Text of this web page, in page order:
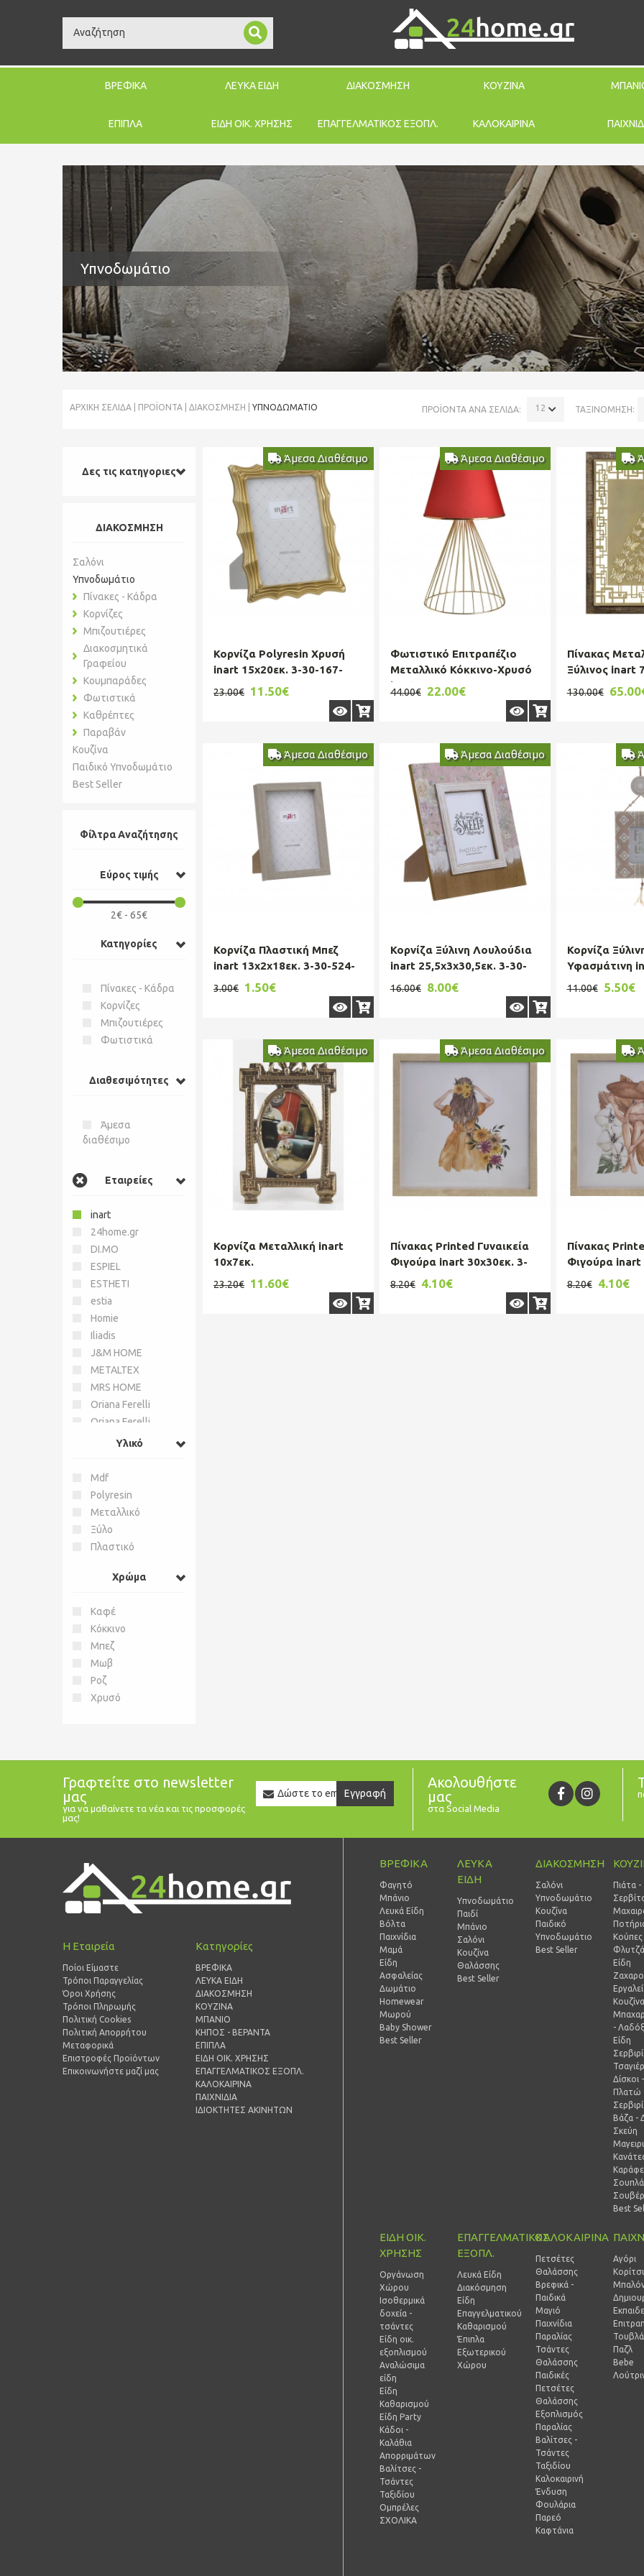
Search
ΒΡΕΦΙΚΑ ΛΕΥΚΑ ΕΙΔΗ ΔΙΑΚΟΣΜΗΣΗ ΚΟΥΖΙΝΑ
ΕΠΙΠΛΑ ΕΙΔΗ ΟΙΚ. ΧΡΗΣΗΣ ΕΠΑΓΓΕΛΜΑΤΙΚΟΣ ΕΞΟΠΛ. ΚΑΛΟΚΑΙΡΙΝΑ
Υπνοδωμάτιο
ΑΡΧΙΚΉ ΣΕΛΊΔΑ ΠΡΟΪΌΝΤΑ ΔΙΑΚΟΣΜΗΣΗ ΥΠΝΟΔΩΜΆΤΙΟ ΠΡΟΪΟΝΤΑ ΑΝΑ ΣΕΛΙΔΑ: 120 ΤΑΞΙΝΟΜΗΣΗ:
Δες τις κατηγοριες
ΔΙΑΚΟΣΜΗΣΗ
Σαλόνι
Υπνοδωμάτιο
Πίνακες - Κάδρα
Κορνίζες
Μπιζουτιέρες
Διακοσμητικά
Γραφείου
Κουμπαράδες
Φωτιστικά
Καθρέπτες
Παραβάν
Κουζίνα
Παιδικό Υπνοδωμάτιο
Best Seller
Φίλτρα Αναζήτησης
Εύρος τιμής
2€ - 65€
Κατηγορίες
Πίνακες - Κάδρα
Κορνίζες
Μπιζουτιέρες
Φωτιστικά
Διαθεσιμότητες
Άμεσα
διαθέσιμο
Εταιρείες
inart
24home.gr
DI.MO
ESPIEL
ESTHETI
estia
Homie
Iliadis
J&M HOME
METALTEX
MRS HOME
Oriana Ferelli
Oriana Ferelli
Collections
WM COLLECTION
Υλικό
Mdf
Polyresin
Μεταλλικό
Ξύλο
Πλαστικό
Χρώμα
Καφέ
Κόκκινο
Μπεζ
Μωβ
Ροζ
Χρυσό
Άμεσα Διαθέσιμο
Κορνίζα Polyresin Χρυσή
inart 15x20εκ. 3-30-167-
23.00€ 11.50€
Άμεσα Διαθέσιμο
Φωτιστικό Επιτραπέζιο
Μεταλλικό Κόκκινο-Χρυσό
inart 25x48εκ. 3-15-028-...
44.00€ 22.00€
Πίνακας
Ξύλινος inart
3-90-092-0002
130.00€
Άμεσα Διαθέσιμο
Κορνίζα Πλαστική Μπεζ
inart 13x2x18εκ. 3-30-524-
3.00€ 1.50€
Άμεσα Διαθέσιμο
Κορνίζα Ξύλινη Λουλούδια
inart 25,5x3x30,5εκ. 3-30-
415-0005
16.00€ 8.00€
Κορνίζα
Υφασμάτινη
17x2x55εκ.
11.00€ 5.50€
Άμεσα Διαθέσιμο
Κορνίζα Μεταλλική inart
10x7εκ.
23.20€ 11.60€
Άμεσα Διαθέσιμο
Πίνακας Printed Γυναικεία
Φιγούρα inart 30x30εκ. 3-
90-763-0096
8.20€ 4.10€
Πίνακας
Φιγούρα inart
90-763-0097
8.20€ 4.10€
Γραφτείτε στο newsletter
μας
για να μαθαίνετε τα νέα και τις προσφορές
μας!
Newsletter
Email
Εγγραφή
Ακολουθήστε
μας
στα Social Media
Η Εταιρεία
Ποίοι Είμαστε
Τρόποι Παραγγελίας
Όροι Χρήσης
Τρόποι Πληρωμής
Πολιτική Cookies
Πολιτική Απορρήτου
Μεταφορικά
Επιστροφές Προϊόντων
Επικοινωνήστε μαζί μας
Κατηγορίες
ΒΡΕΦΙΚΑ
ΛΕΥΚΑ ΕΙΔΗ
ΔΙΑΚΟΣΜΗΣΗ
ΚΟΥΖΙΝΑ
ΜΠΑΝΙΟ
ΚΗΠΟΣ - ΒΕΡΑΝΤΑ
ΕΠΙΠΛΑ
ΕΙΔΗ ΟΙΚ. ΧΡΗΣΗΣ
ΕΠΑΓΓΕΛΜΑΤΙΚΟΣ ΕΞΟΠΛ.
ΚΑΛΟΚΑΙΡΙΝΑ
ΠΑΙΧΝΙΔΙΑ
ΙΔΙΟΚΤΗΤΕΣ ΑΚΙΝΗΤΩΝ
ΒΡΕΦΙΚΑ
Φαγητό
Μπάνιο
Λευκά Είδη
Βόλτα
Παιχνίδια
Μαμά
Είδη
Ασφαλείας
Δωμάτιο
Homewear
Μωρού
Baby Shower
Best Seller
ΛΕΥΚΑ
ΕΙΔΗ
Υπνοδωμάτιο
Παιδί
Mπάνιο
Σαλόνι
Κουζίνα
Θαλάσσης
Best Seller
ΔΙΑΚΟΣΜΗΣΗ
Σαλόνι
Υπνοδωμάτιο
Κουζίνα
Παιδικό
Υπνοδωμάτιο
Best Seller
Πιάτα -
Κούπες
Είδη
-
Είδη
Δίσκοι -
Πλατώ
Βάζα -
Σκεύη
Best
ΕΙΔΗ ΟΙΚ.
ΧΡΗΣΗΣ
Οργάνωση
Χώρου
Ισοθερμικά
δοχεία -
τσάντες
Είδη οικ.
εξοπλισμού
Αναλώσιμα
είδη
Είδη
Καθαρισμού
Είδη Party
Κάδοι -
Καλάθια
Απορριμάτων
Βαλίτσες -
Τσάντες
Ταξιδίου
Ομπρέλες
ΣΧΟΛΙΚΑ
ΕΠΑΓΓΕΛΜΑΤΙΚΟΣ
ΕΞΟΠΛ.
Λευκά Είδη
Διακόσμηση
Είδη
Επαγγελματικού
Καθαρισμού
Έπιπλα
Εξωτερικού
Χώρου
ΚΑΛΟΚΑΙΡΙΝΑ
Πετσέτες
Θαλάσσης
Βρεφικά -
Παιδικά
Μαγιό
Παιχνίδια
Παραλίας
Τσάντες
Θαλάσσης
Παιδικές
Πετσέτες
Θαλάσσης
Εξοπλισμός
Παραλίας
Βαλίτσες -
Τσάντες
Ταξιδίου
Καλοκαιρινή
Ένδυση
Φουλάρια
Παρεό
Καφτάνια
Αγόρι
Κορίτσι
Παζλ
Bebe